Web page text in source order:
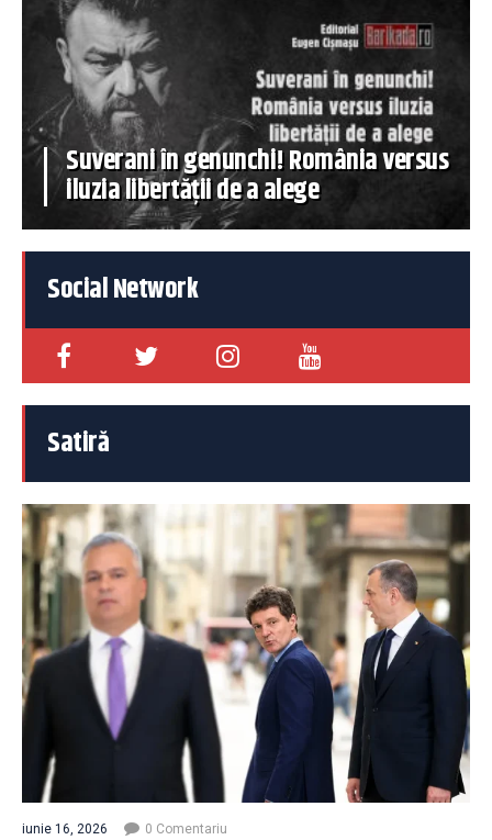
Suverani în genunchi! România versus
iluzia libertății de a alege
Social Network
Satiră
iunie 16, 2026 0 Comentariu